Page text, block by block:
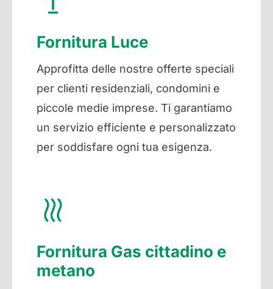
Fornitura Luce
Approfitta delle nostre offerte speciali
per clienti residenziali, condomini e
piccole medie imprese. Ti garantiamo
un servizio efficiente e personalizzato
per soddisfare ogni tua esigenza.
Fornitura Gas cittadino e
metano